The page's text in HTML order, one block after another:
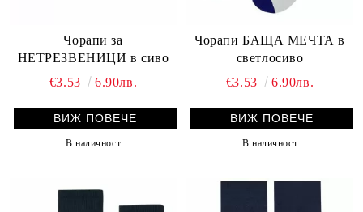
Чорапи за
НЕТРЕЗВЕНИЦИ в сиво
€3.53
6.90лв.
ВИЖ ПОВЕЧЕ
В наличност
Чорапи БАЩА МЕЧТА в
светлосиво
€3.53
6.90лв.
ВИЖ ПОВЕЧЕ
В наличност